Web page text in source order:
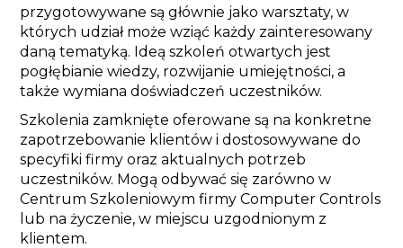
przygotowywane są głównie jako warsztaty, w
których udział może wziąć każdy zainteresowany
daną tematyką. Ideą szkoleń otwartych jest
pogłębianie wiedzy, rozwijanie umiejętności, a
także wymiana doświadczeń uczestników.
Szkolenia zamknięte oferowane są na konkretne
zapotrzebowanie klientów i dostosowywane do
specyfiki firmy oraz aktualnych potrzeb
uczestników. Mogą odbywać się zarówno w
Centrum Szkoleniowym firmy Computer Controls
lub na życzenie, w miejscu uzgodnionym z
klientem.